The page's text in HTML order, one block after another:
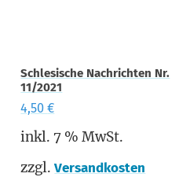
Schlesische Nachrichten Nr.
11/2021
4,50€
inkl. 7 % MwSt.
zzgl.Versandkosten